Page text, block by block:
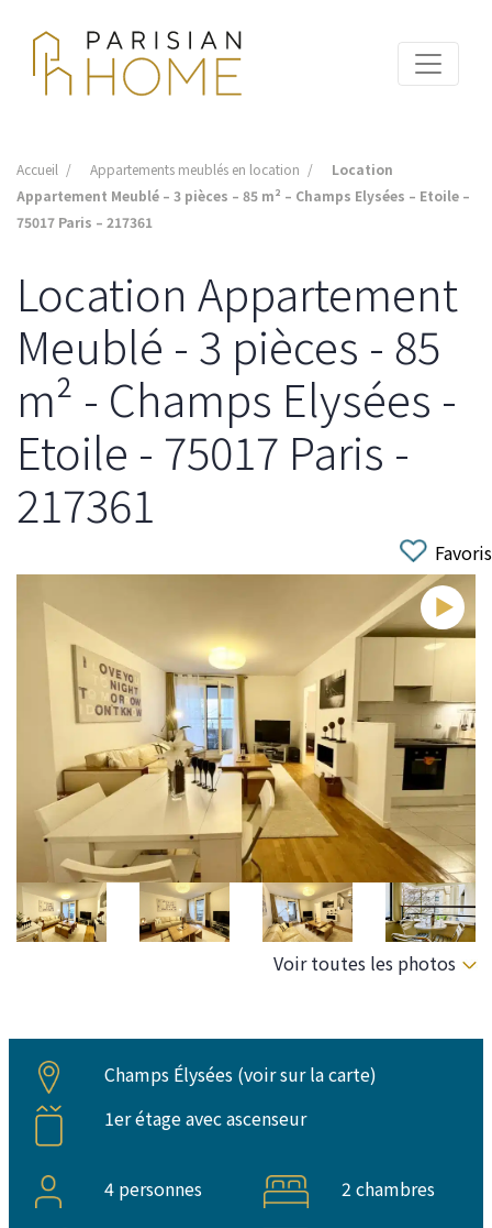
Accueil Appartements meublés en location
Location
Appartement Meublé – 3 pièces – 85 m² – Champs Elysées – Etoile –
75017 Paris – 217361
Location Appartement
Meublé - 3 pièces - 85
m² - Champs Elysées -
Etoile - 75017 Paris -
217361
Favoris
Voir toutes les photos
Champs Élysées (voir sur la carte)
1er étage avec ascenseur
4 personnes
2 chambres